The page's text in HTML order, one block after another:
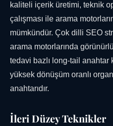
kaliteli içerik üretimi, teknik
çalışması ile arama
mümkündür. Çok dilli SEO
arama motorlarında
tedavi bazlı long-tail anahtar
yüksek dönüşüm oranlı
anahtarıdır.
İleri Düzey Teknikler